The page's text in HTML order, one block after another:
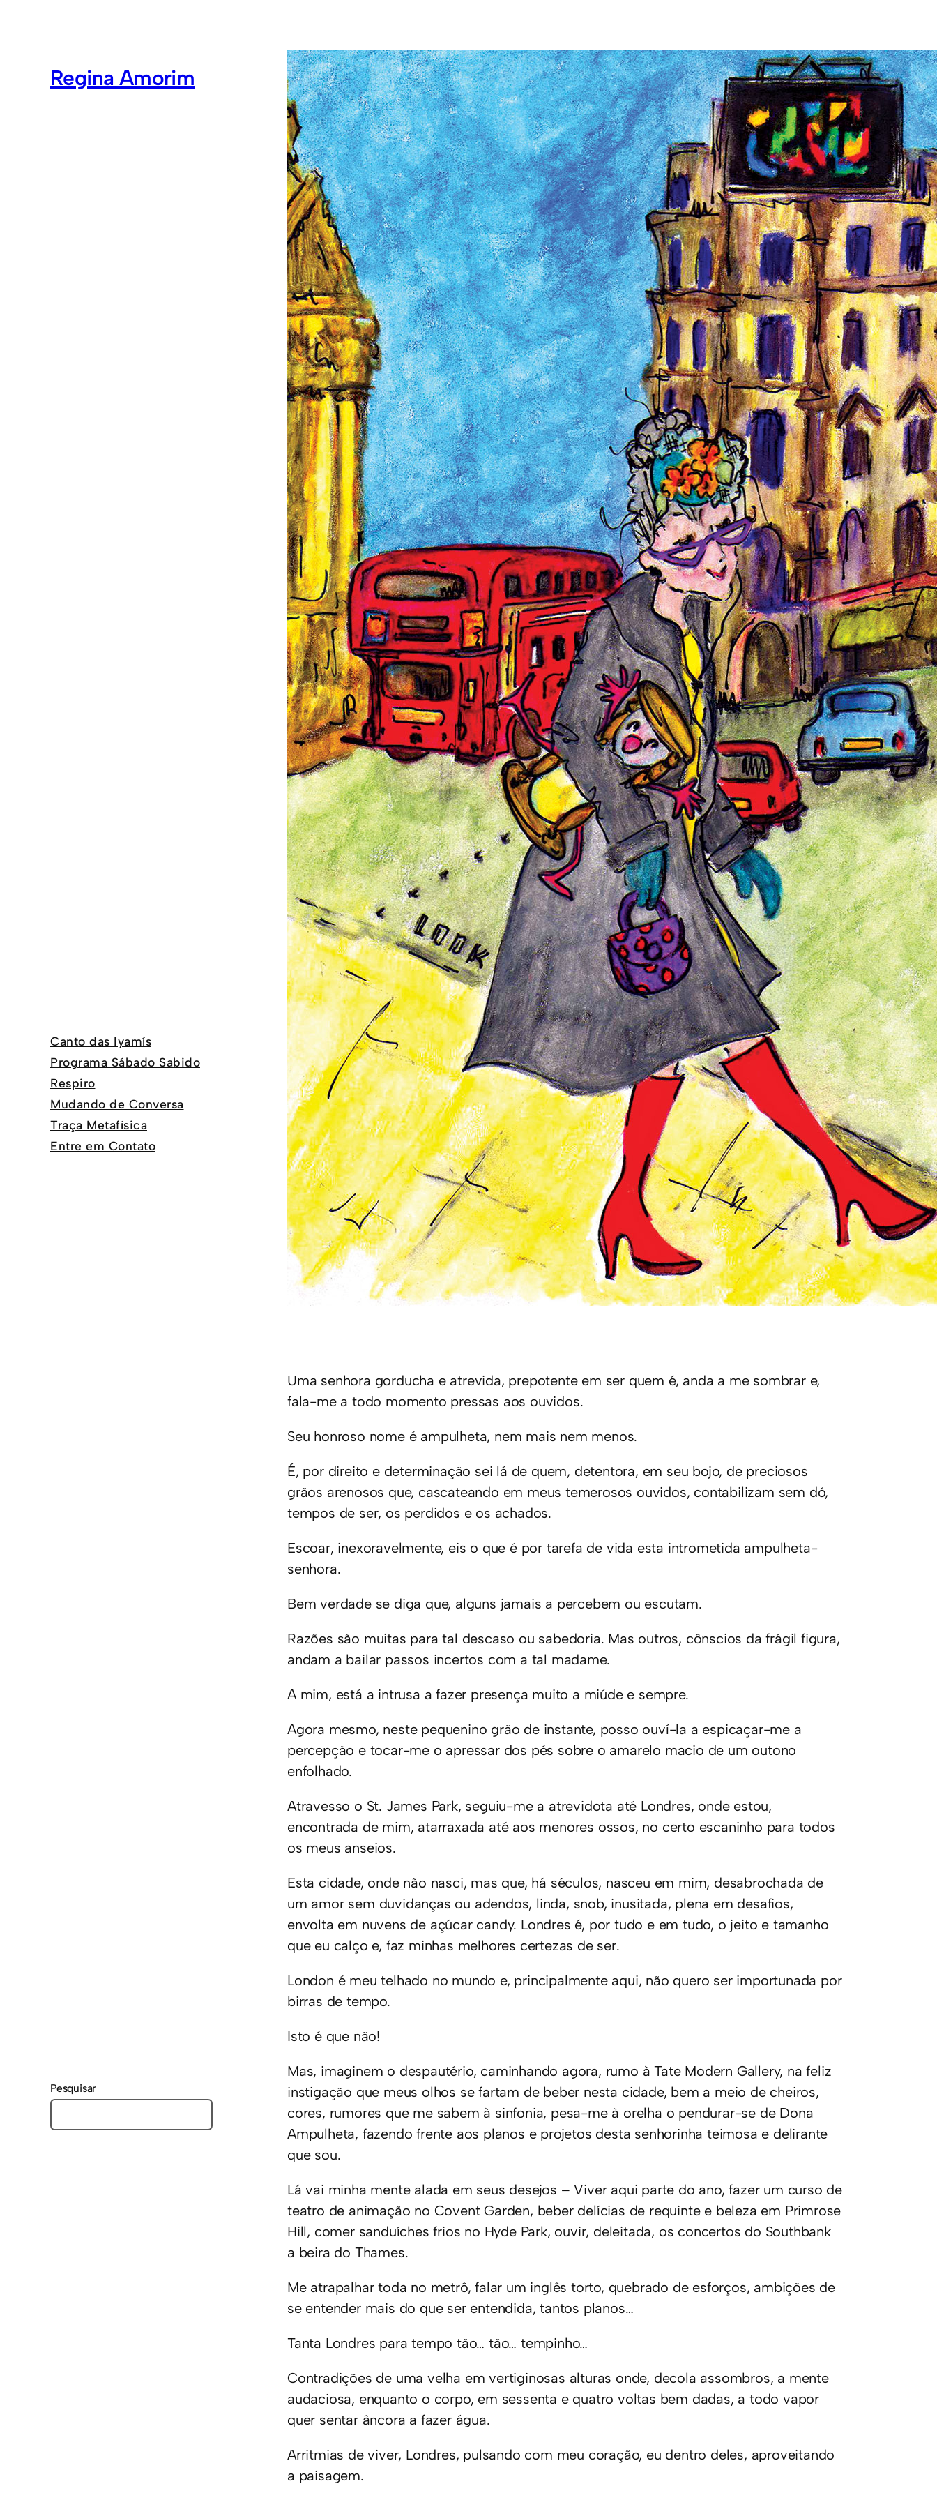
Regina Amorim
Canto das Iyamís
Programa Sábado Sabido
Respiro
Mudando de Conversa
Traça Metafísica
Entre em Contato
Pesquisar
21 ago 2024
Destino
Desatino
Uma senhora gorducha e atrevida, prepotente em ser quem é, anda a me sombrar e,
fala-me a todo momento pressas aos ouvidos.
Seu honroso nome é ampulheta, nem mais nem menos.
É, por direito e determinação sei lá de quem, detentora, em seu bojo, de preciosos
grãos arenosos que, cascateando em meus temerosos ouvidos, contabilizam sem dó,
tempos de ser, os perdidos e os achados.
Escoar, inexoravelmente, eis o que é por tarefa de vida esta intrometida ampulheta-
senhora.
Bem verdade se diga que, alguns jamais a percebem ou escutam.
Razões são muitas para tal descaso ou sabedoria. Mas outros, cônscios da frágil figura,
andam a bailar passos incertos com a tal madame.
A mim, está a intrusa a fazer presença muito a miúde e sempre.
Agora mesmo, neste pequenino grão de instante, posso ouví-la a espicaçar-me a
percepção e tocar-me o apressar dos pés sobre o amarelo macio de um outono
enfolhado.
Atravesso o St. James Park, seguiu-me a atrevidota até Londres, onde estou,
encontrada de mim, atarraxada até aos menores ossos, no certo escaninho para todos
os meus anseios.
Esta cidade, onde não nasci, mas que, há séculos, nasceu em mim, desabrochada de
um amor sem duvidanças ou adendos, linda, snob, inusitada, plena em desafios,
envolta em nuvens de açúcar candy. Londres é, por tudo e em tudo, o jeito e tamanho
que eu calço e, faz minhas melhores certezas de ser.
London é meu telhado no mundo e, principalmente aqui, não quero ser importunada por
birras de tempo.
Isto é que não!
Mas, imaginem o despautério, caminhando agora, rumo à Tate Modern Gallery, na feliz
instigação que meus olhos se fartam de beber nesta cidade, bem a meio de cheiros,
cores, rumores que me sabem à sinfonia, pesa-me à orelha o pendurar-se de Dona
Ampulheta, fazendo frente aos planos e projetos desta senhorinha teimosa e delirante
que sou.
Lá vai minha mente alada em seus desejos – Viver aqui parte do ano, fazer um curso de
teatro de animação no Covent Garden, beber delícias de requinte e beleza em Primrose
Hill, comer sanduíches frios no Hyde Park, ouvir, deleitada, os concertos do Southbank
a beira do Thames.
Me atrapalhar toda no metrô, falar um inglês torto, quebrado de esforços, ambições de
se entender mais do que ser entendida, tantos planos…
Tanta Londres para tempo tão… tão… tempinho…
Contradições de uma velha em vertiginosas alturas onde, decola assombros, a mente
audaciosa, enquanto o corpo, em sessenta e quatro voltas bem dadas, a todo vapor
quer sentar âncora a fazer água.
Arritmias de viver, Londres, pulsando com meu coração, eu dentro deles, aproveitando
a paisagem.